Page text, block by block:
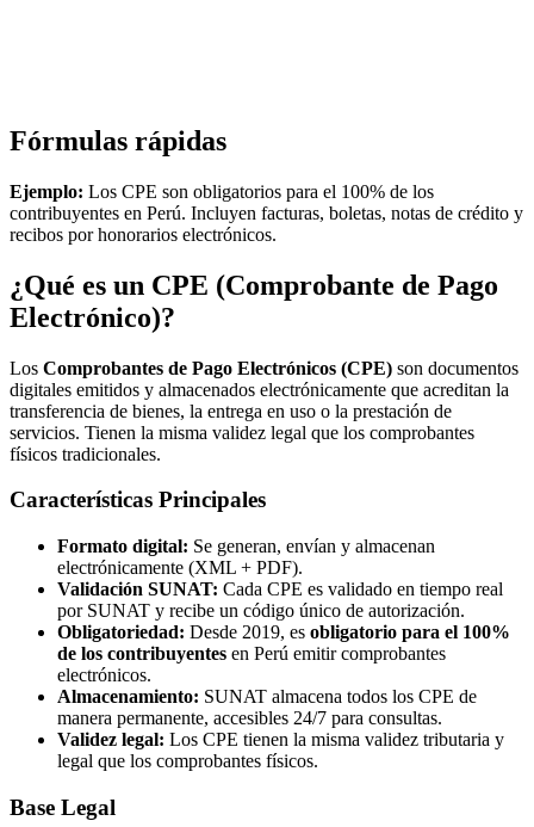
Fórmulas rápidas
Ejemplo: Los CPE son obligatorios para el 100% de los
contribuyentes en Perú. Incluyen facturas, boletas, notas de crédito y
recibos por honorarios electrónicos.
¿Qué es un CPE (Comprobante de Pago
Electrónico)?
Los Comprobantes de Pago Electrónicos (CPE) son documentos
digitales emitidos y almacenados electrónicamente que acreditan la
transferencia de bienes, la entrega en uso o la prestación de
servicios. Tienen la misma validez legal que los comprobantes
físicos tradicionales.
Características Principales
Formato digital: Se generan, envían y almacenan
electrónicamente (XML + PDF).
Validación SUNAT: Cada CPE es validado en tiempo real
por SUNAT y recibe un código único de autorización.
Obligatoriedad: Desde 2019, es obligatorio para el 100%
de los contribuyentes en Perú emitir comprobantes
electrónicos.
Almacenamiento: SUNAT almacena todos los CPE de
manera permanente, accesibles 24/7 para consultas.
Validez legal: Los CPE tienen la misma validez tributaria y
legal que los comprobantes físicos.
Base Legal